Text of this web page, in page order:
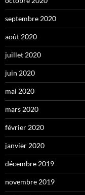
septembre 2020
août 2020
juillet 2020
juin 2020
mai 2020
mars 2020
février 2020
janvier 2020
décembre 2019
novembre 2019